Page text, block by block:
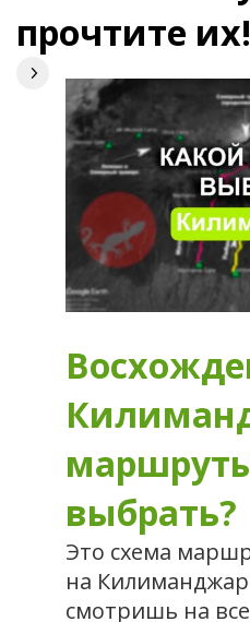
прочтите их!
выбрать?
Это схема
на
смотришь на